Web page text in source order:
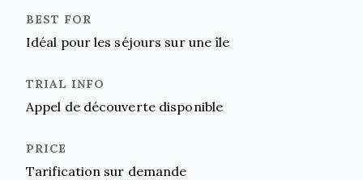
Idéal pour les séjours sur une île
Appel de découverte disponible
Tarification sur demande